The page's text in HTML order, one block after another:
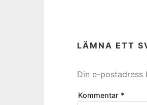
LÄMNA ETT
Din e-postadress
Kommentar *